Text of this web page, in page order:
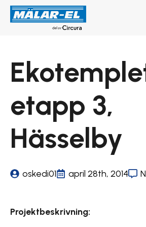
etapp 3,
Hässelby
oskedi01 april 28th, 2014
Projektbeskrivning: